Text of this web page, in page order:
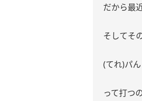
だから最
そしてそ
(てれ)パん
って打つ